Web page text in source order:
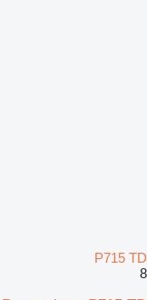
P715 TD
8